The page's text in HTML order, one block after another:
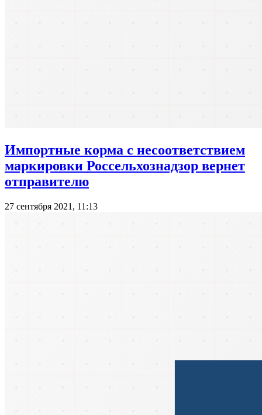
Импортные корма с несоответствием
маркировки Россельхознадзор вернет
отправителю
27 сентября 2021, 11:13